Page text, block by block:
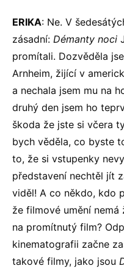
ERIKA: Ne. V
zásadní: Démanty noci
promítali. Dozvěděla
Arnheim, žijící v
a nechala jsem mu na
druhý den jsem ho
škoda že jste si včera
bych věděla, co byste
to, že si vstupenky
představení nechtěl jít
viděl! A co někdo, kdo
že filmové umění
na promítnutý film?
kinematografii začne
takové filmy, jako jsou